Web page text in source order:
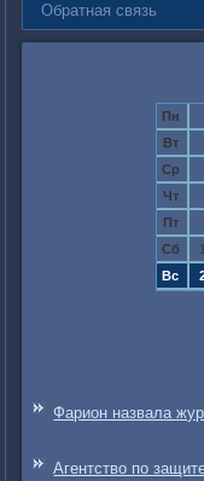
Обратная связь
Пн
Вт
Ср
Чт
Пт
Сб
Вс
Фарион назвала
Агентство по